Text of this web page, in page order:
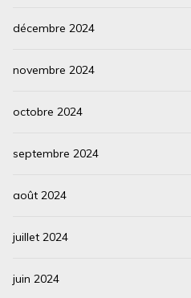
décembre 2024
novembre 2024
octobre 2024
septembre 2024
août 2024
juillet 2024
juin 2024